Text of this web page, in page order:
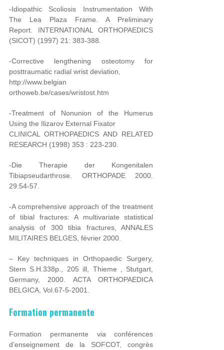
-Idiopathic Scoliosis Instrumentation With
The Lea Plaza Frame. A Preliminary
Report. INTERNATIONAL ORTHOPAEDICS
(SICOT) (1997) 21: 383-388.
-Corrective lengthening osteotomy for
posttraumatic radial wrist deviation,
http://www.belgian
orthoweb.be/cases/wristost.htm
-Treatment of Nonunion of the Humerus
Using the Ilizarov External Fixator
CLINICAL ORTHOPAEDICS AND RELATED
RESEARCH (1998) 353 : 223-230.
-Die Therapie der Kongenitalen
Tibiapseudarthrose. ORTHOPADE 2000.
29:54-57.
-A comprehensive approach of the treatment
of tibial fractures: A multivariate statistical
analysis of 300 tibia fractures, ANNALES
MILITAIRES BELGES, février 2000.
– Key techniques in Orthopaedic Surgery,
Stern S.H.338p., 205 ill, Thieme , Stutgart,
Germany, 2000. ACTA ORTHOPAEDICA
BELGICA, Vol.67-5-2001.
Formation permanente
Formation permanente via conférences
d’enseignement de la SOFCOT, congrès